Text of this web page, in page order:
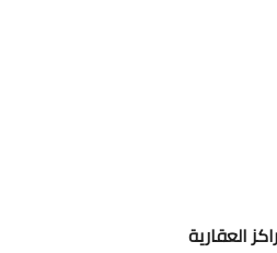
العقارية